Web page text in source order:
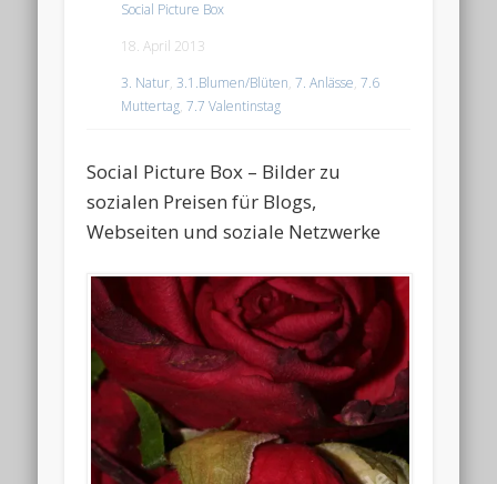
Social Picture Box
18. April 2013
3. Natur,3.1.Blumen/Blüten,7. Anlässe,7.6
Muttertag,7.7 Valentinstag
Social Picture Box – Bilder zu
sozialen Preisen für Blogs,
Webseiten und soziale Netzwerke